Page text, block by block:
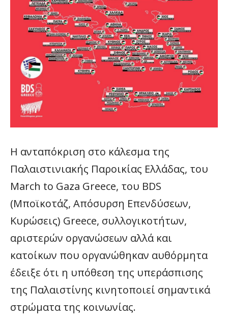
Η ανταπόκριση στο κάλεσμα της
Παλαιστινιακής Παροικίας Ελλάδας, του
March to Gaza Greece, του BDS
(Μποϊκοτάζ, Απόσυρση Επενδύσεων,
Κυρώσεις) Greece, συλλογικοτήτων,
αριστερών οργανώσεων αλλά και
κατοίκων που οργανώθηκαν αυθόρμητα
έδειξε ότι η υπόθεση της υπεράσπισης
της Παλαιστίνης κινητοποιεί σημαντικά
στρώματα της κοινωνίας.